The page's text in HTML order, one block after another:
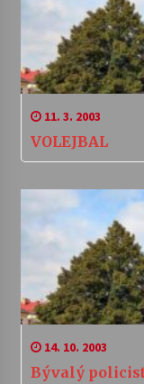
11. 3. 2003
VOLEJBAL
14. 10. 2003
Bývalý